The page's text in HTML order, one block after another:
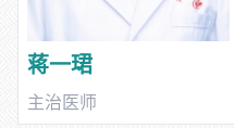
蒋一珺
主治医师